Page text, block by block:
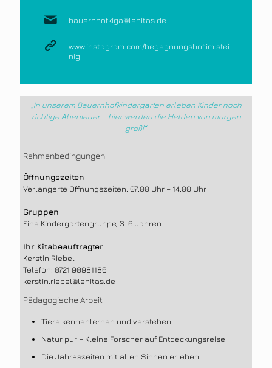
bauernhofkiga@lenitas.de
www.instagram.com/begegnungshof.im.stei
nig
„In unserem Bauernhofkindergarten erleben Kinder noch
richtige Abenteuer – hier werden die Helden von morgen
groß!“
Rahmenbedingungen
Öffnungszeiten
Verlängerte Öffnungszeiten: 07:00 Uhr – 14:00 Uhr
Gruppen
Eine Kindergartengruppe, 3-6 Jahren
Ihr Kitabeauftragter
Kerstin Riebel
Telefon: 0721 90981186
kerstin.riebel@lenitas.de
Pädagogische Arbeit
Tiere kennenlernen und verstehen
Natur pur – Kleine Forscher auf Entdeckungsreise
Die Jahreszeiten mit allen Sinnen erleben